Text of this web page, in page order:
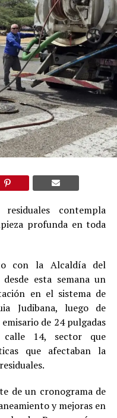
contempla
profunda en toda
con la Alcaldía del
esta semana un
en el sistema de
Judibana, luego de
de 24 pulgadas
14, sector que
que afectaban la
de un cronograma de
y mejoras en